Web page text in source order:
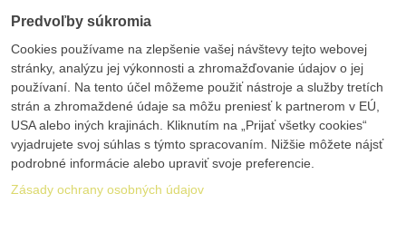
Predvoľby súkromia
Cookies používame na zlepšenie vašej návštevy tejto webovej
stránky, analýzu jej výkonnosti a zhromažďovanie údajov o jej
používaní. Na tento účel môžeme použiť nástroje a služby tretích
strán a zhromaždené údaje sa môžu preniesť k partnerom v EÚ,
USA alebo iných krajinách. Kliknutím na „Prijať všetky cookies“
vyjadrujete svoj súhlas s týmto spracovaním. Nižšie môžete nájsť
podrobné informácie alebo upraviť svoje preferencie.
Zásady ochrany osobných údajov